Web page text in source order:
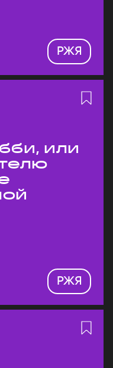
РЖЯ
или
РЖЯ